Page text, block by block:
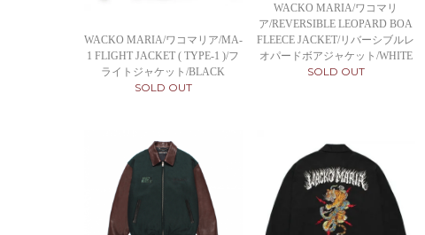
WACKO MARIA/ワコマリア/MA-
1 FLIGHT JACKET ( TYPE-1 )/フ
ライトジャケット/BLACK
SOLD OUT
WACKO MARIA/ワコマリ
ア/REVERSIBLE LEOPARD BOA
FLEECE JACKET/リバーシブルレ
オパードボアジャケット/WHITE
SOLD OUT